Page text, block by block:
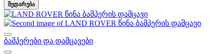
ᲨᲔᲓᲐᲠᲔᲑᲐ
ბამპერები და დამცავები